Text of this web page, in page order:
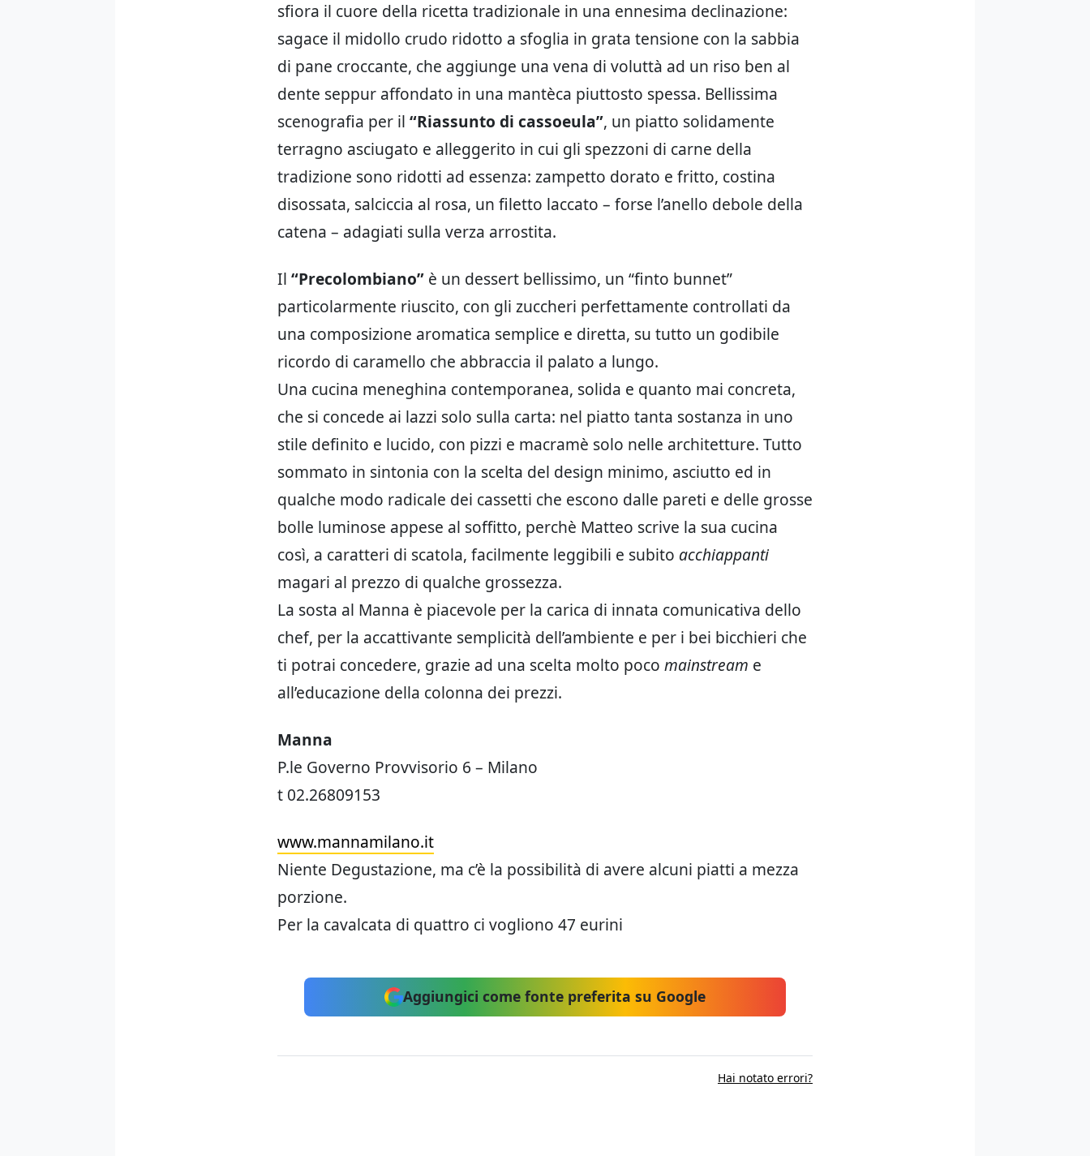
sfiora il cuore della ricetta tradizionale in una ennesima declinazione:
sagace il midollo crudo ridotto a sfoglia in grata tensione con la sabbia
di pane croccante, che aggiunge una vena di voluttà ad un riso ben al
dente seppur affondato in una mantèca piuttosto spessa. Bellissima
scenografia per il “Riassunto di cassoeula”, un piatto solidamente
terragno asciugato e alleggerito in cui gli spezzoni di carne della
tradizione sono ridotti ad essenza: zampetto dorato e fritto, costina
disossata, salciccia al rosa, un filetto laccato – forse l’anello debole della
catena – adagiati sulla verza arrostita.
Il “Precolombiano” è un dessert bellissimo, un “finto bunnet”
particolarmente riuscito, con gli zuccheri perfettamente controllati da
una composizione aromatica semplice e diretta, su tutto un godibile
ricordo di caramello che abbraccia il palato a lungo.
Una cucina meneghina contemporanea, solida e quanto mai concreta,
che si concede ai lazzi solo sulla carta: nel piatto tanta sostanza in uno
stile definito e lucido, con pizzi e macramè solo nelle architetture. Tutto
sommato in sintonia con la scelta del design minimo, asciutto ed in
qualche modo radicale dei cassetti che escono dalle pareti e delle grosse
bolle luminose appese al soffitto, perchè Matteo scrive la sua cucina
così, a caratteri di scatola, facilmente leggibili e subito acchiappanti
magari al prezzo di qualche grossezza.
La sosta al Manna è piacevole per la carica di innata comunicativa dello
chef, per la accattivante semplicità dell’ambiente e per i bei bicchieri che
ti potrai concedere, grazie ad una scelta molto poco mainstream e
all’educazione della colonna dei prezzi.
Manna
P.le Governo Provvisorio 6 – Milano
t 02.26809153
www.mannamilano.it
Niente Degustazione, ma c’è la possibilità di avere alcuni piatti a mezza
porzione.
Per la cavalcata di quattro ci vogliono 47 eurini
Aggiungici come fonte preferita su Google
Hai notato errori?